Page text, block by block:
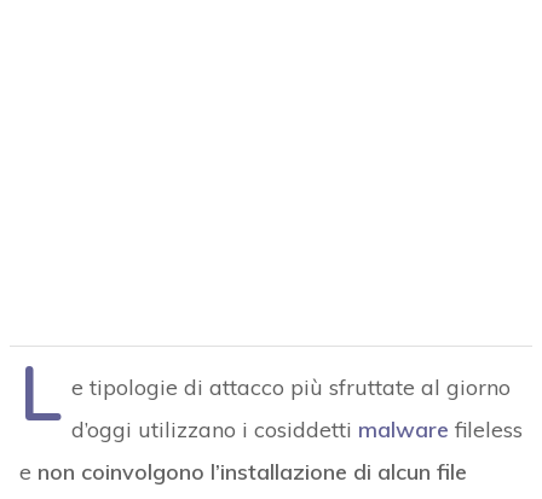
L e tipologie di attacco più sfruttate al giorno
d’oggi utilizzano i cosiddetti malware fileless
e non coinvolgono l’installazione di alcun file